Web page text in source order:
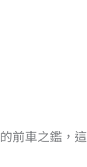
的前車之鑑，